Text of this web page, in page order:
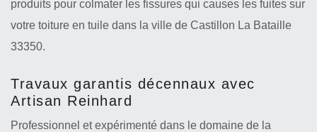
produits pour colmater les fissures qui causes les fuites sur
votre toiture en tuile dans la ville de Castillon La Bataille
33350.
Travaux garantis décennaux avec
Artisan Reinhard
Professionnel et expérimenté dans le domaine de la